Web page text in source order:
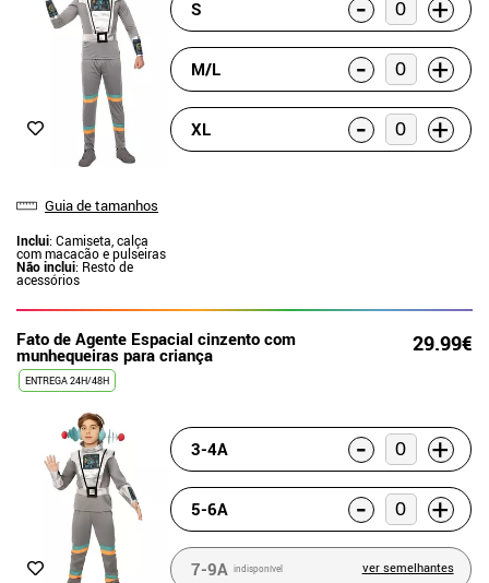
Guia de tamanhos
Inclui: Camiseta, calça
com macacão e pulseiras
Não inclui: Resto de
acessórios
S +
M/L - +
XL - +
Fato de Agente Espacial cinzento com
munhequeiras para criança 29.99€
ENTREGA 24H/48H
3-4A - +
5-6A - +
7-9A indisponível ver semelhantes